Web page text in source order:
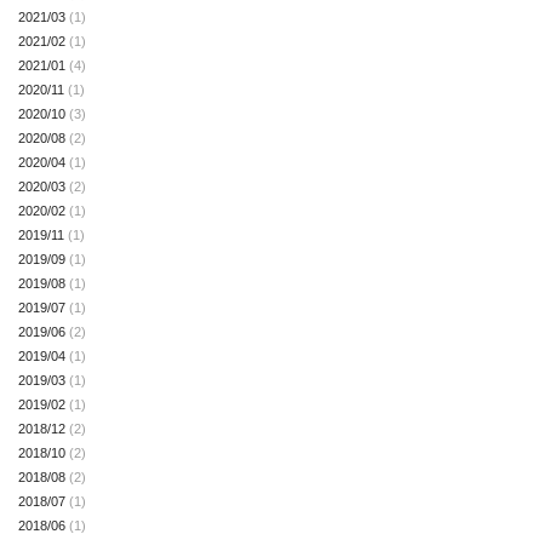
2021/03 (1)
2021/02 (1)
2021/01 (4)
2020/11 (1)
2020/10 (3)
2020/08 (2)
2020/04 (1)
2020/03 (2)
2020/02 (1)
2019/11 (1)
2019/09 (1)
2019/08 (1)
2019/07 (1)
2019/06 (2)
2019/04 (1)
2019/03 (1)
2019/02 (1)
2018/12 (2)
2018/10 (2)
2018/08 (2)
2018/07 (1)
2018/06 (1)